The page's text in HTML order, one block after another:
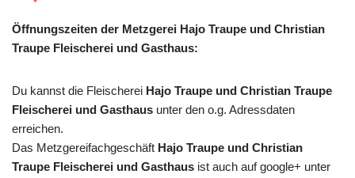
Öffnungszeiten der Metzgerei Hajo Traupe und Christian
Traupe Fleischerei und Gasthaus:
Du kannst die Fleischerei Hajo Traupe und Christian Traupe
Fleischerei und Gasthaus unter den o.g. Adressdaten
erreichen.
Das Metzgereifachgeschäft Hajo Traupe und Christian
Traupe Fleischerei und Gasthaus ist auch auf google+ unter